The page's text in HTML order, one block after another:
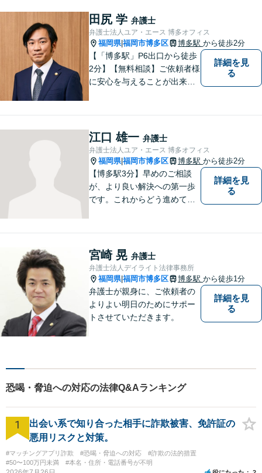
等複数士業の知識が必要な案
件を一括して対応。九州トッ
プクラスの豊富な実績。
田尻 学 弁護士
弁護士法人ユア・エース 博多オフィス
福岡県|福岡市博多区 博多駅 から徒歩2分
【「博多駅」P6出口から徒歩
2分】【無料相談】ご依頼者様
に安心を与えることが出来る
いただくために、これからも
研鑽を積んでいきたいと考え
ております。
詳細を見
る
江口 雄一 弁護士
弁護士法人ユア・エース 博多オフィス
福岡県|福岡市博多区 博多駅 から徒歩2分
【博多駅3分】早めのご相談
が、より良い解決への第一歩
です。これからどう進めてい
せんので、遠慮なくご相談く
ださい。【分割払い利用可】
【電話・メール面談可】
詳細を見
る
宮崎 晃 弁護士
弁護士法人デイライト法律事務所
福岡県|福岡市博多区 博多駅 から徒歩1分
弁護士が親身に、ご依頼者の
よりよい明日のためにサポー
トさせていただきます。
詳細を見
る
恐喝・脅迫への対応の法律Q&Aランキング
1
出会い系で知り合った相手に詐欺被害、免許証の
悪用リスクと対策。
#マッチングアプリ詐欺 #恐喝・脅迫への対応
#詐欺の法的措置
#50〜100万円未満
#本名・住所・電話番号が不明